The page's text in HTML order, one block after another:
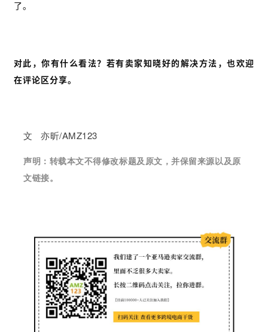
了。
对此，你有什么看法？若有卖家知晓好的解决方法，也欢迎
在评论区分享。
文 亦昕/AMZ123
声明： 转载本文不得修改标题及原文，并保留来源以及原
文链接。